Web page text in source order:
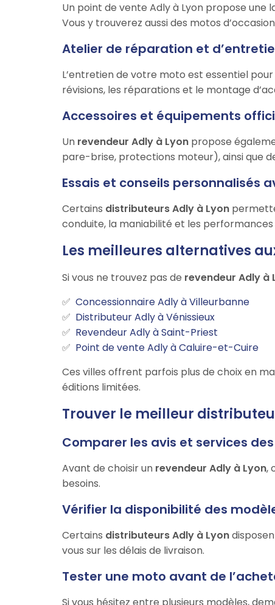
Un point de vente Adly à Lyon propose
Vous y trouverez aussi des motos
Atelier de réparation et
L’entretien de votre moto est essentiel
révisions, les réparations et le montage
Accessoires et équipements
Un revendeur Adly à Lyon propose
pare-brise, protections moteur), ainsi que
Essais et conseils personnalisés
Certains distributeurs Adly à Lyon
conduite, la maniabilité et les
Les meilleures alternatives
Si vous ne trouvez pas de revendeur Adly à
Concessionnaire Adly à Villeurbanne
Distributeur Adly à Vénissieux
Revendeur Adly à Saint-Priest
Point de vente Adly à Caluire-et-Cuire
Ces villes offrent parfois plus de choix en
éditions limitées.
Trouver le meilleur
Comparer les avis et services
Avant de choisir un revendeur Adly à Lyon,
besoins.
Vérifier la disponibilité des
Certains distributeurs Adly à Lyon
vous sur les délais de livraison.
Tester une moto avant de